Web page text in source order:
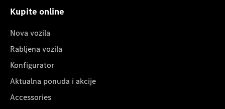
Kupite online
Nova vozila
Rabljena vozila
Konfigurator
Aktualna ponuda i akcije
Accessories